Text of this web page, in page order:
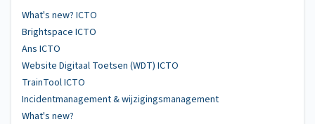
What's new? ICTO
Brightspace ICTO
Ans ICTO
Website Digitaal Toetsen (WDT) ICTO
TrainTool ICTO
Incidentmanagement & wijzigingsmanagement
What's new?